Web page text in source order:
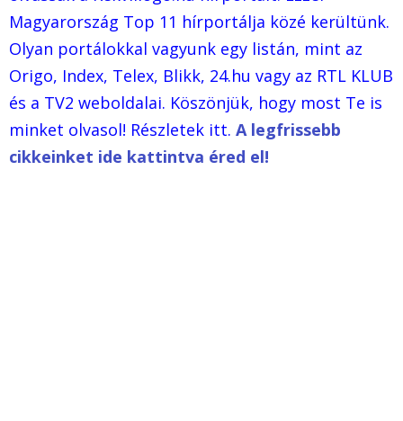
Magyarország Top 11 hírportálja közé kerültünk.
Olyan portálokkal vagyunk egy listán, mint az
Origo, Index, Telex, Blikk, 24.hu vagy az RTL KLUB
és a TV2 weboldalai. Köszönjük, hogy most Te is
minket olvasol! Részletek itt. A legfrissebb
cikkeinket ide kattintva éred el!